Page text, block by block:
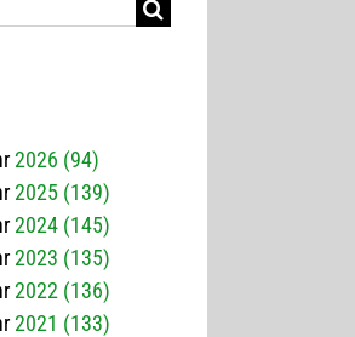
2026 (94)
2025 (139)
2024 (145)
2023 (135)
2022 (136)
2021 (133)